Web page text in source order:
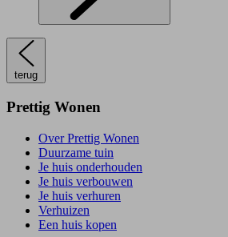
terug
Prettig Wonen
Over Prettig Wonen
Duurzame tuin
Je huis onderhouden
Je huis verbouwen
Je huis verhuren
Verhuizen
Een huis kopen